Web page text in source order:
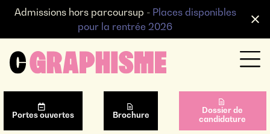
Admissions hors parcoursup - Places disponibles
pour la rentrée 2026
Portes ouvertes Brochure
Dossier de
candidature